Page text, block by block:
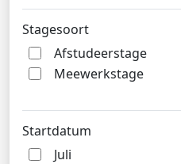
Stagesoort
Afstudeerstage
Meewerkstage
Startdatum
Juli